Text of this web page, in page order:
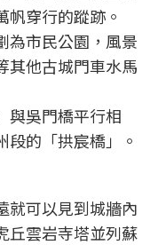
帆穿行的蹤跡。
為市民公園，風景
其他古城門車水馬
與吳門橋平行相
的「拱宸橋」。
就可以見到城牆內
丘雲岩寺塔並列蘇